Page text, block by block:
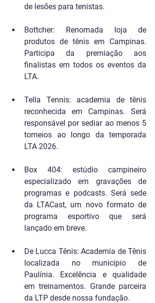
de lesões para tenistas.
Bottcher: Renomada loja de
produtos de tênis em Campinas.
Participa da premiação aos
finalistas em todos os eventos da
LTA.
Tella Tennis: academia de tênis
reconhecida em Campinas. Será
responsável por sediar ao menos 5
torneios ao longo da temporada
LTA 2026.
Box 404: estúdio campineiro
especializado em gravações de
programas e podcasts. Será sede
da LTACast, um novo formato de
programa esportivo que será
lançado em breve.
De Lucca Tênis: Academia de Tênis
localizada no município de
Paulínia. Excelência e qualidade
em treinamentos. Grande parceira
da LTP desde nossa fundação.